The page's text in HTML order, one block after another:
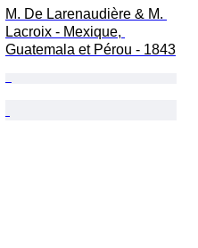
M. De Larenaudière & M.
Lacroix - Mexique,
Guatemala et Pérou - 1843